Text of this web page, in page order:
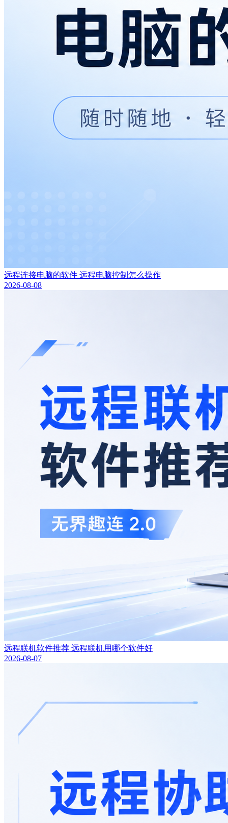
远程连接电脑的软件 远程电脑控制怎么操作
2026-08-08
远程联机软件推荐 远程联机用哪个软件好
2026-08-07